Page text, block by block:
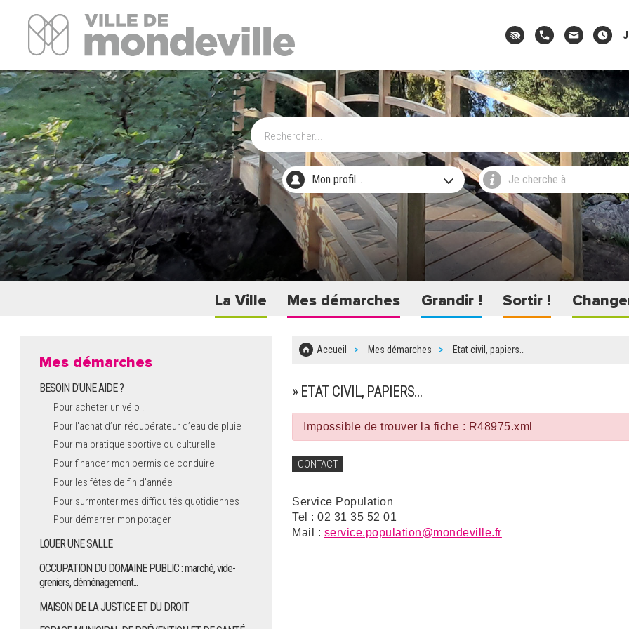
Site Officiel de la ville de Mondeville
Mon profil... Je cherche à...
La Ville Mes démarches Grandir ! Sortir !
Accueil Mes démarches Etat civil, papiers…
» ETAT CIVIL, PAPIERS…
Impossible de trouver la fiche : R48975.xml
CONTACT
Service Population
Tel : 02 31 35 52 01
Mail : service.population@mondeville.fr
Mes démarches
BESOIN D'UNE AIDE ?
Pour acheter un vélo !
Pour l'achat d’un récupérateur d’eau de pluie
Pour ma pratique sportive ou culturelle
Pour financer mon permis de conduire
Pour les fêtes de fin d'année
Pour surmonter mes difficultés quotidiennes
Pour démarrer mon potager
LOUER UNE SALLE
OCCUPATION DU DOMAINE PUBLIC : marché, vide-
greniers, déménagement...
MAISON DE LA JUSTICE ET DU DROIT